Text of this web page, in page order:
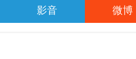
影音 微博